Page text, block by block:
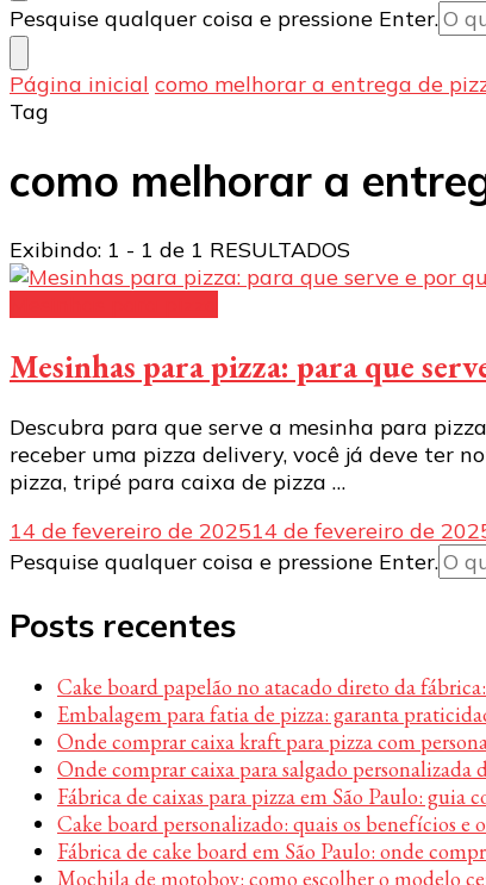
Procurando
algo?
Pesquise qualquer coisa e pressione Enter.
Página inicial como melhorar a entrega de
Tag
como melhorar a
Exibindo: 1 - 1 de 1 RESULTADOS
Mesinhas para pizza: para que
Descubra para que serve a mesinha para
receber uma pizza delivery, você já deve ter
pizza, tripé para caixa de pizza …
14 de fevereiro de 202514 de fevereiro de
Procurando
Pesquise qualquer coisa e pressione Enter.
Posts recentes
Cake board papelão no atacado direto da
Embalagem para fatia de pizza: garanta
Onde comprar caixa kraft para pizza com
Onde comprar caixa para salgado personalizada
Fábrica de caixas para pizza em São Paulo: guia
Cake board personalizado: quais os benefícios e
Fábrica de cake board em São Paulo: onde
Mochila de motoboy: como escolher o modelo